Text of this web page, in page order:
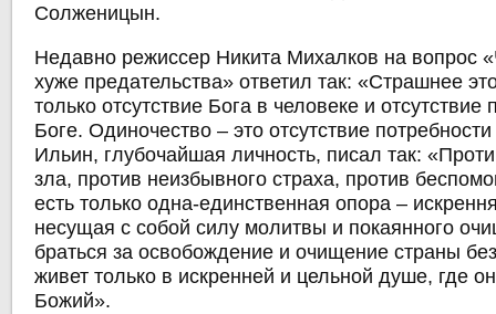
Солженицын.
Недавно режиссер Никита Михалков на вопрос
хуже предательства» ответил так: «Страшнее
только отсутствие Бога в человеке и отсутствие
Боге. Одиночество – это отсутствие
Ильин, глубочайшая личность, писал так:
зла, против неизбывного страха, против
есть только одна-единственная опора –
несущая с собой силу молитвы и покаянного
браться за освобождение и очищение страны
живет только в искренней и цельной душе, где
Божий».